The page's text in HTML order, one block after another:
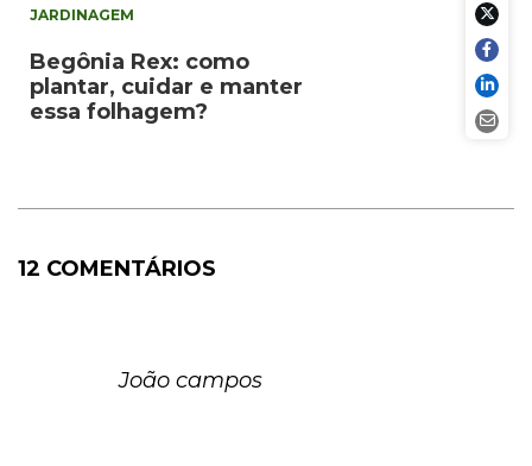
JARDINAGEM
Begônia Rex: como
plantar, cuidar e manter
essa folhagem?
12 COMENTÁRIOS
João campos